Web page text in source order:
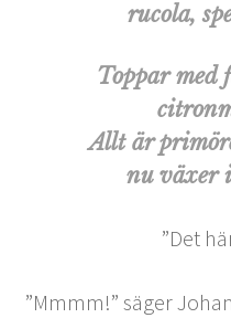
rucola,
Toppar med
Allt är
nu växer
”Det
”Mmmm!” säger